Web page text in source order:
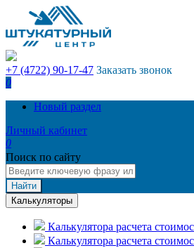
+7 (4722) 90-17-47 Заказать звонок
0
Новый раздел
Личный кабинет
0
Поиск по сайту
Найти
Калькуляторы
Калькулятора расчета
Калькулятора расчета